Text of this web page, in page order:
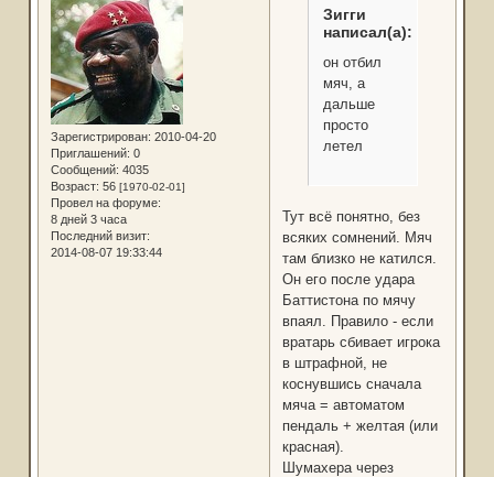
Зарегистрирован: 2010-04-20
Приглашений: 0
Сообщений: 4035
Возраст: 56 [1970-02-01]
Провел на форуме:
8 дней 3 часа
Последний визит:
2014-08-07 19:33:44
Зигги
написал(а):
он отбил
мяч, а
дальше
просто
летел
Тут всё понятно, без
всяких сомнений. Мяч
там близко не катился.
Он его после удара
Баттистона по мячу
впаял. Правило - если
вратарь сбивает игрока
в штрафной, не
коснувшись сначала
мяча = автоматом
пендаль + желтая (или
красная).
Шумахера через